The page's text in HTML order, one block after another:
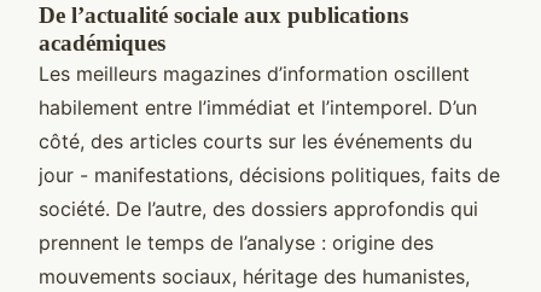
De l’actualité sociale aux publications
académiques
Les meilleurs magazines d’information oscillent
habilement entre l’immédiat et l’intemporel. D’un
côté, des articles courts sur les événements du
jour - manifestations, décisions politiques, faits de
société. De l’autre, des dossiers approfondis qui
prennent le temps de l’analyse : origine des
mouvements sociaux, héritage des humanistes,